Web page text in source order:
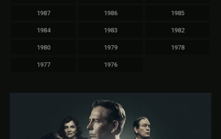
1987 1986 1985
1984 1983 1982
1980 1979 1978
1977 1976